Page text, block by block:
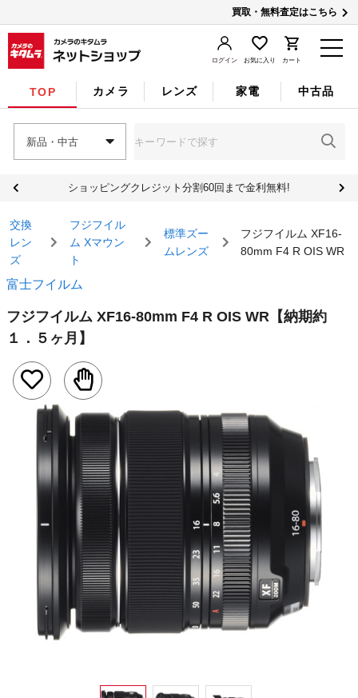
買取・無料査定はこちら
ログイン お気に入り カート
TOP カメラ レンズ 家電 中古品
新品・中古
ショッピングクレジット分割60回まで金利無料!
交換
レン
ズ
フジフイル
ム Xマウン
ト
標準ズー
ムレンズ
フジフイルム XF16-
80mm F4 R OIS WR
富士フイルム
フジフイルム XF16-80mm F4 R OIS WR 【納期約
１．５ヶ月】